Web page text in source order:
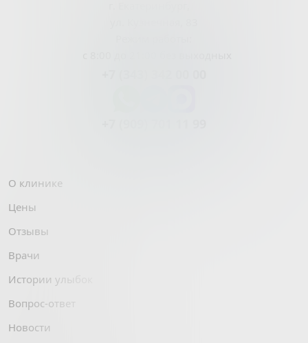
О клинике
Цены
Отзывы
Врачи
Истории улыбок
Вопрос-ответ
Новости